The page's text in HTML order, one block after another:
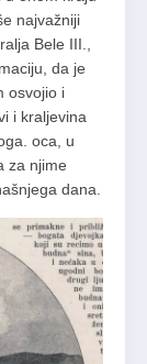
najvažniji
Bele III.,
da je
osvojio i
i kraljevina
oca, u
za njime
dana.